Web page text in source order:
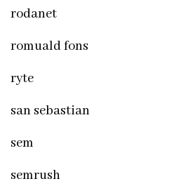
rodanet
romuald fons
ryte
san sebastian
sem
semrush